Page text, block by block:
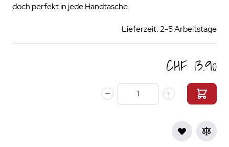
doch perfekt in jede Handtasche.
Lieferzeit: 2-5 Arbeitstage
CHF 13.90
Menge